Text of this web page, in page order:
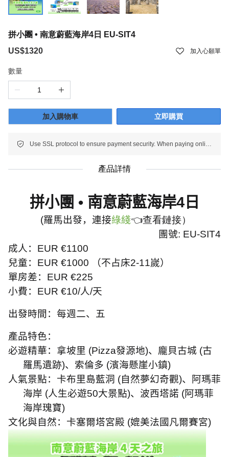
拼小團 • 南意蔚藍海岸4日 EU-SIT4
US$1320
加入心願單
數量
加入購物車 立即購買
Use SSL protocol to ensure payment security. When paying online, your payment information is protected.
產品詳情
拼小團 • 南意蔚藍海岸4 日
(羅馬出發，連接綠綫👈查看鏈接）
團號: EU-SIT4
成人： EUR €1100
兒童： EUR €1000 （不占床2-11嵗）
單房差： EUR €225
小費： EUR €10/人/天
出發時間：每週二、五
產品特色：
必遊精華：拿坡里 (Pizza發源地)、龐貝古城 (古
羅馬遺跡)、索倫多 (濱海懸崖小鎮)
人氣景點：卡布里島藍洞 (自然夢幻奇觀)、阿瑪菲
海岸 (人生必遊50大景點)、波西塔諾 (阿瑪菲
海岸瑰寶)
文化與自然：卡塞爾塔宮殿 (媲美法國凡爾賽宮)